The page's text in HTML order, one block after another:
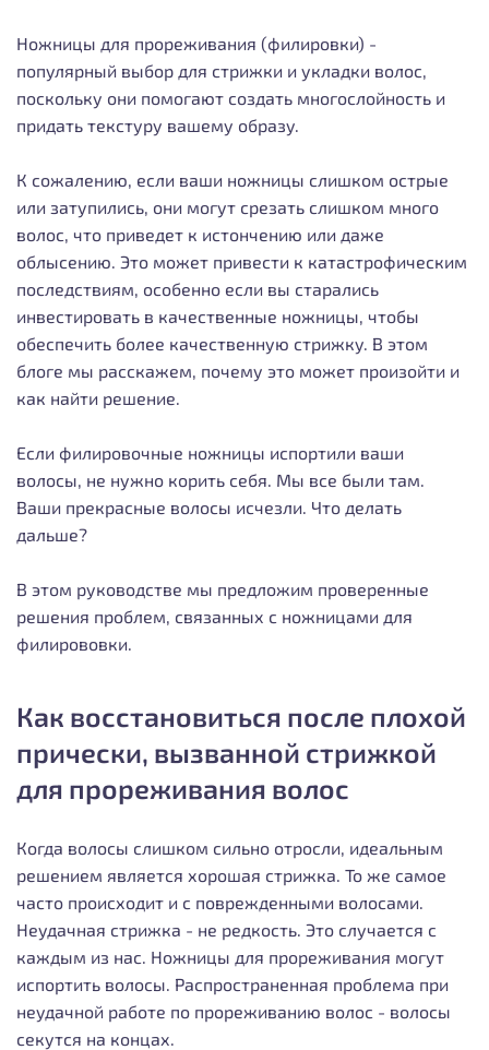
Ножницы для прореживания (филировки) -
популярный выбор для стрижки и укладки волос,
поскольку они помогают создать многослойность и
придать текстуру вашему образу.
К сожалению, если ваши ножницы слишком острые
или затупились, они могут срезать слишком много
волос, что приведет к истончению или даже
облысению. Это может привести к катастрофическим
последствиям, особенно если вы старались
инвестировать в качественные ножницы, чтобы
обеспечить более качественную стрижку. В этом
блоге мы расскажем, почему это может произойти и
как найти решение.
Если филировочные ножницы испортили ваши
волосы, не нужно корить себя. Мы все были там.
Ваши прекрасные волосы исчезли. Что делать
дальше?
В этом руководстве мы предложим проверенные
решения проблем, связанных с ножницами для
филирововки.
Как восстановиться после плохой
прически, вызванной стрижкой
для прореживания волос
Когда волосы слишком сильно отросли, идеальным
решением является хорошая стрижка. То же самое
часто происходит и с поврежденными волосами.
Неудачная стрижка - не редкость. Это случается с
каждым из нас. Ножницы для прореживания могут
испортить волосы. Распространенная проблема при
неудачной работе по прореживанию волос - волосы
секутся на концах.